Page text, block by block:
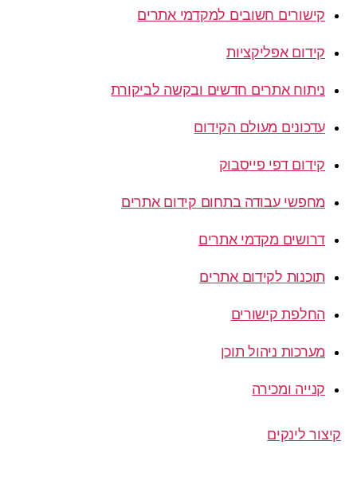
קישורים חשובים למקדמי אתרים
קידום אפליקציות
ניתוח אתרים חדשים ובקשה לביקורת
עדכונים מעולם הקידום
קידום דפי פייסבוק
מחפשי עבודה בתחום קידום אתרים
דרושים מקדמי אתרים
תוכנות לקידום אתרים
החלפת קישורים
מערכות ניהול תוכן
קנייה ומכירה
קיצור לינקים